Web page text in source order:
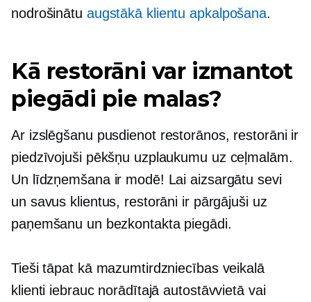
nodrošinātu augstākā klientu apkalpošana.
Kā restorāni var izmantot
piegādi pie malas?
Ar izslēgšanu pusdienotrestorānos, restorāni ir
piedzīvojuši pēkšņu uzplaukumu uz ceļmalām.
Un līdzņemšana ir modē! Lai aizsargātu sevi
un savus klientus, restorāni ir pārgājuši uz
paņemšanu un bezkontakta piegādi.
Tieši tāpat kā mazumtirdzniecības veikalā
klienti iebrauc norādītajā autostāvvietā vai